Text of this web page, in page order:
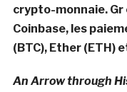
crypto-monnaie.
Coinbase, les
(BTC), Ether (ETH)
An Arrow through